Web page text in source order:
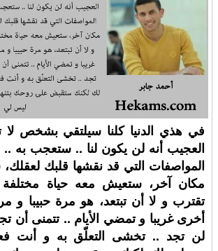
في هذي الدنيا كلنا سيلتقي بشخص لا
العجيب أنه لن يكون لنا .. ستعجب به
المواصفات التي قد نقشها قلبك
مكان آخر، ستعيش معه حياة
تقترب و لا أن تبتعد، هو مرة حبيبا و
أخرى غريبا و تمضي الأيام .. تتمنى أن
لن تجد .. تخشى التعلّق به و أنت